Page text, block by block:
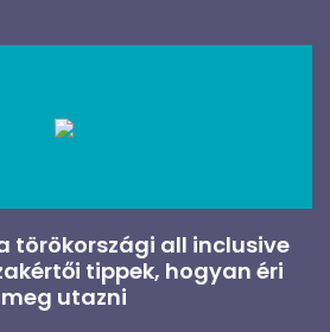
törökországi all inclusive
tippek, hogyan éri
meg utazni